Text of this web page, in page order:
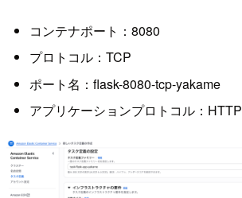
コンテナポート：8080
プロトコル：TCP
ポート名：flask-8080-tcp-yakame
アプリケーションプロトコル：HTTP